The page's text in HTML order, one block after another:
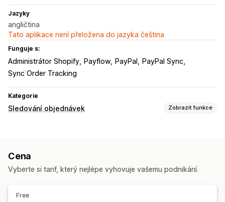
Jazyky
angličtina
Tato aplikace není přeložena do jazyka čeština
Funguje s:
Administrátor Shopify Payflow PayPal PayPal Sync
Sync Order Tracking
Kategorie
Sledování objednávek Zobrazit funkce
Automatizace
Cena
Vyberte si tarif, který nejlépe vyhovuje vašemu podnikání.
Free